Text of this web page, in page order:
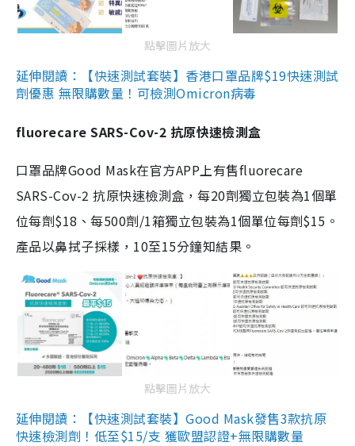
點擊圖片放大
延伸閱讀：【快速測試套裝】香港口罩品牌$19快速測試
劑優惠 無限購數量！可檢測Omicron病毒
fluorecare SARS-Cov-2 抗原快速檢測盒
口罩品牌Good Mask在官方APP上有售fluorecare
SARS-Cov-2 抗原快速檢測盒，每20劑獨立包裝為1個單
位每劑$18、每500劑/1箱獨立包裝為1個單位每劑$15。
產品以鼻拭子採樣，10至15分鐘知結果。
點擊圖片放大
延伸閱讀：【快速測試套裝】Good Mask發售3款抗原
快速檢測劑！低至$15/支 獲歐盟認證+無限購數量